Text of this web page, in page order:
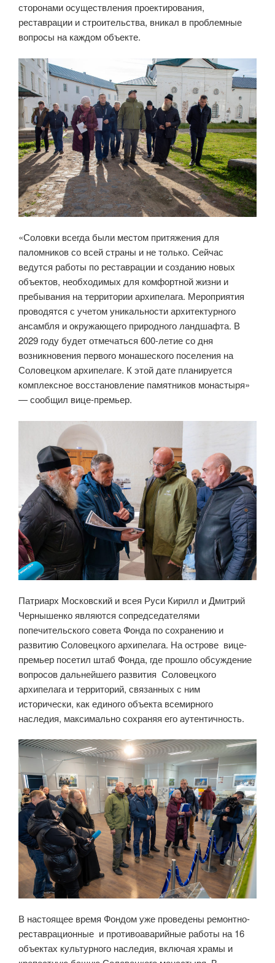
сторонами осуществления проектирования,
реставрации и строительства, вникал в проблемные
вопросы на каждом объекте.
«Соловки всегда были местом притяжения для
паломников со всей страны и не только. Сейчас
ведутся работы по реставрации и созданию новых
объектов, необходимых для комфортной жизни и
пребывания на территории архипелага. Мероприятия
проводятся с учетом уникальности архитектурного
ансамбля и окружающего природного ландшафта. В
2029 году будет отмечаться 600-летие со дня
возникновения первого монашеского поселения на
Соловецком архипелаге. К этой дате планируется
комплексное восстановление памятников монастыря»
— сообщил вице-премьер.
Патриарх Московский и всея Руси Кирилл и Дмитрий
Чернышенко являются сопредседателями
попечительского совета Фонда по сохранению и
развитию Соловецкого архипелага. На острове вице-
премьер посетил штаб Фонда, где прошло обсуждение
вопросов дальнейшего развития Соловецкого
архипелага и территорий, связанных с ним
исторически, как единого объекта всемирного
наследия, максимально сохраняя его аутентичность.
В настоящее время Фондом уже проведены ремонтно-
реставрационные и противоаварийные работы на 16
объектах культурного наследия, включая храмы и